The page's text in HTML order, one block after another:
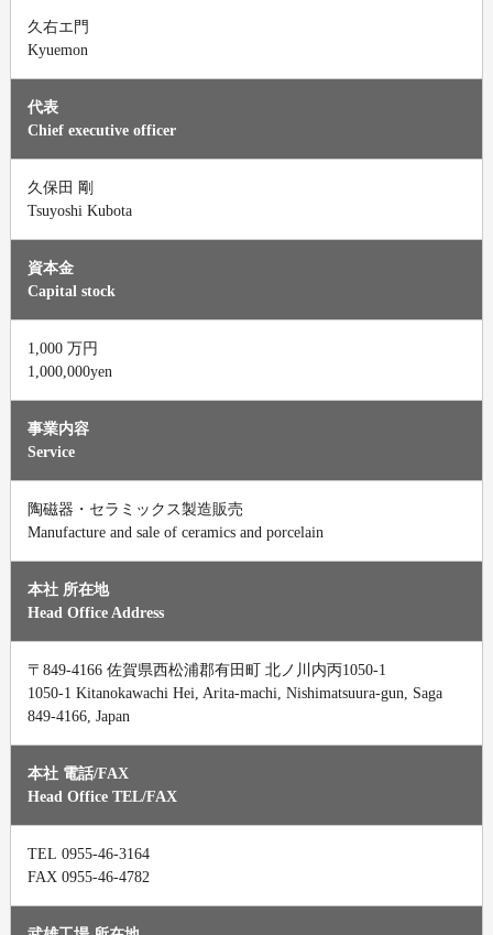
久右エ門
Kyuemon
代表
Chief executive officer
久保田 剛
Tsuyoshi Kubota
資本金
Capital stock
1,000 万円
1,000,000yen
事業内容
Service
陶磁器・セラミックス製造販売
Manufacture and sale of ceramics and porcelain
本社 所在地
Head Office Address
〒849-4166 佐賀県西松浦郡有田町 北ノ川内丙1050-1
1050-1 Kitanokawachi Hei, Arita-machi, Nishimatsuura-gun, Saga
849-4166, Japan
本社 電話/FAX
Head Office TEL/FAX
TEL 0955-46-3164
FAX 0955-46-4782